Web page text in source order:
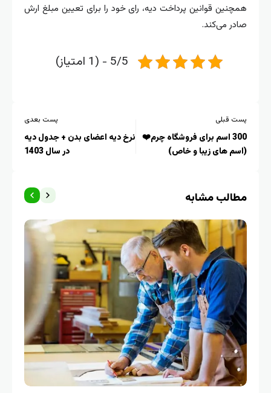
همچنین قوانین پرداخت دیه، رای خود را برای تعیین مبلغ ارش
صادر می‌کند.
5/5 - (1 امتیاز)
پست قبلی
300 اسم برای فروشگاه چرم❤️
(اسم های زیبا و خاص)
پست بعدی
نرخ دیه اعضای بدن + جدول دیه
در سال 1403
مطالب مشابه